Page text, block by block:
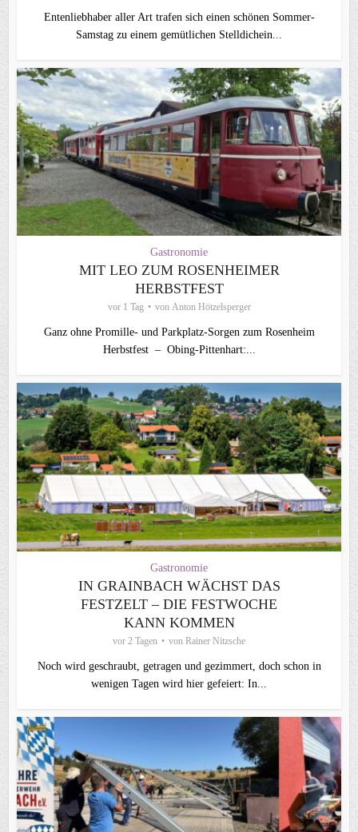
Entenliebhaber aller Art trafen sich einen schönen Sommer-
Samstag zu einem gemütlichen Stelldichein...
Gastronomie
MIT LEO ZUM ROSENHEIMER
HERBSTFEST
vor 1 Tag von Anton Hötzelsperger
Ganz ohne Promille- und Parkplatz-Sorgen zum Rosenheim
Herbstfest – Obing-Pittenhart:...
Gastronomie
IN GRAINBACH WÄCHST DAS
FESTZELT – DIE FESTWOCHE
KANN KOMMEN
vor 2 Tagen von Rainer Nitzsche
Noch wird geschraubt, getragen und gezimmert, doch schon in
wenigen Tagen wird hier gefeiert: In...